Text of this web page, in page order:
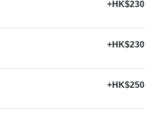
+HK$230
+HK$230
+HK$250